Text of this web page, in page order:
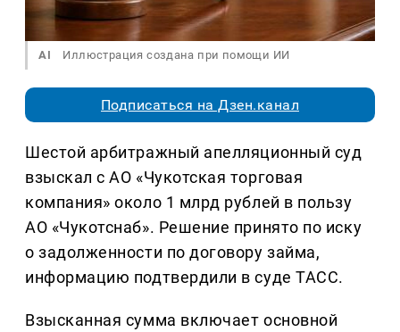
AI Иллюстрация создана при помощи ИИ
Подписаться на Дзен.канал
Шестой арбитражный апелляционный суд
взыскал с АО «Чукотская торговая
компания» около 1 млрд рублей в пользу
АО «Чукотснаб». Решение принято по иску
о задолженности по договору займа,
информацию подтвердили в суде ТАСС.
Взысканная сумма включает основной